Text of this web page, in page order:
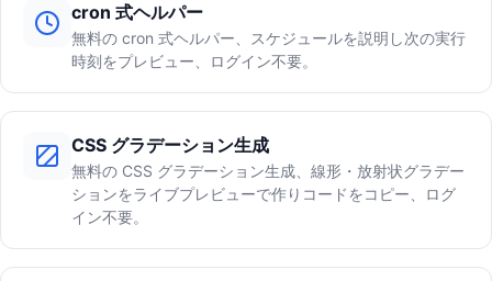
cron 式ヘルパー
無料の cron 式ヘルパー、スケジュールを説明し次の実行
時刻をプレビュー、ログイン不要。
CSS グラデーション生成
無料の CSS グラデーション生成、線形・放射状グラデー
ションをライブプレビューで作りコードをコピー、ログ
イン不要。